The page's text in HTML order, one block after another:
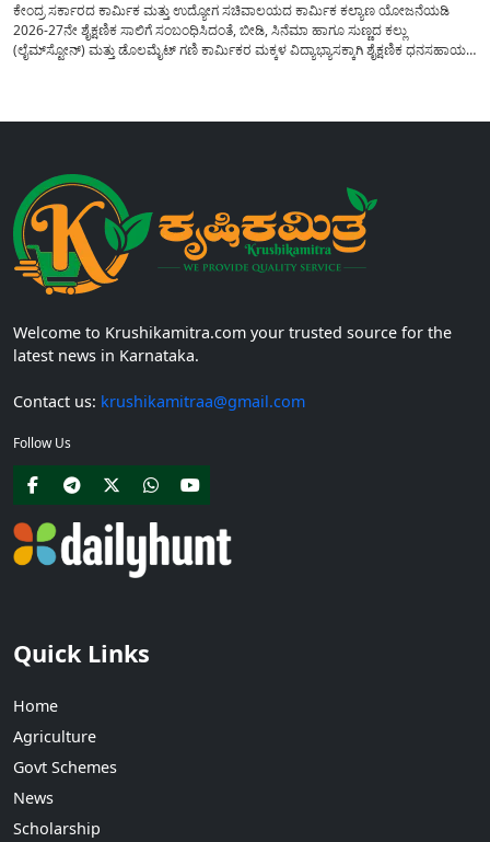
ಕೇಂದ್ರ ಸರ್ಕಾರದ ಕಾರ್ಮಿಕ ಮತ್ತು ಉದ್ಯೋಗ ಸಚಿವಾಲಯದ ಕಾರ್ಮಿಕ ಕಲ್ಯಾಣ ಯೋಜನೆಯಡಿ
2026-27ನೇ ಶೈಕ್ಷಣಿಕ ಸಾಲಿಗೆ ಸಂಬಂಧಿಸಿದಂತೆ, ಬೀಡಿ, ಸಿನೆಮಾ ಹಾಗೂ ಸುಣ್ಣದ ಕಲ್ಲು
(ಲೈಮ್‍ಸ್ಟೋನ್) ಮತ್ತು ಡೊಲಮೈಟ್ ಗಣಿ ಕಾರ್ಮಿಕರ ಮಕ್ಕಳ ವಿದ್ಯಾಭ್ಯಾಸಕ್ಕಾಗಿ ಶೈಕ್ಷಣಿಕ ಧನಸಹಾಯ/
Welcome to Krushikamitra.com your trusted source for the
latest news in Karnataka.
Contact us: krushikamitraa@gmail.com
Follow Us
Quick Links
Home
Agriculture
Govt Schemes
News
Scholarship